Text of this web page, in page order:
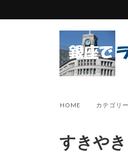
HOME カテゴリー
すきや